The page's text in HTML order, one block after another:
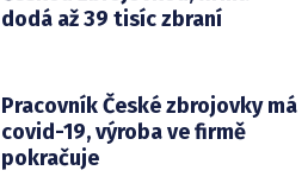
dodá až 39 tisíc zbraní
Pracovník České zbrojovky má
covid-19, výroba ve firmě
pokračuje